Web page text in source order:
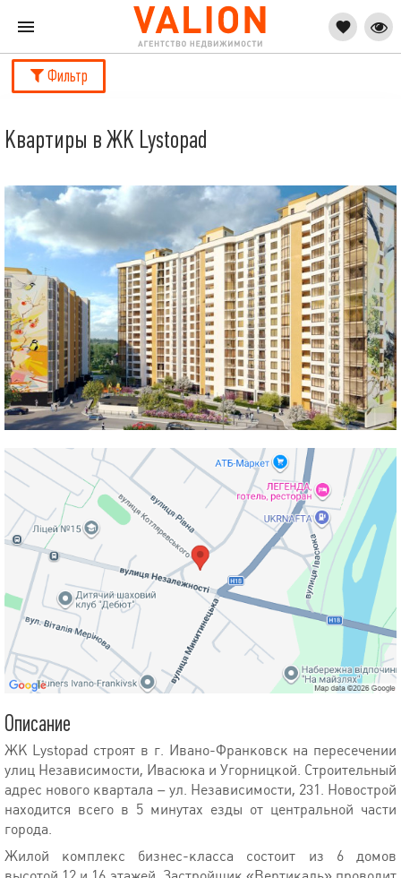
Фильтр
Квартиры в ЖК Lystopad
Описание
ЖК Lystopad строят в г. Ивано-Франковск на пересечении
улиц Независимости, Ивасюка и Угорницкой. Строительный
адрес нового квартала – ул. Независимости, 231. Новострой
находится всего в 5 минутах езды от центральной части
города.
Жилой комплекс бизнес-класса состоит из 6 домов